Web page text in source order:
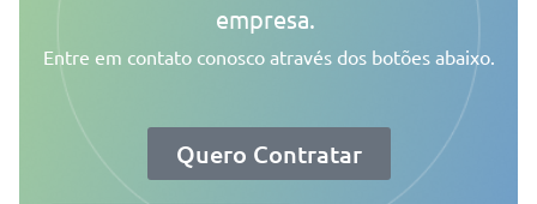
empresa.
Entre em contato conosco através dos botões abaixo.
Quero Contratar